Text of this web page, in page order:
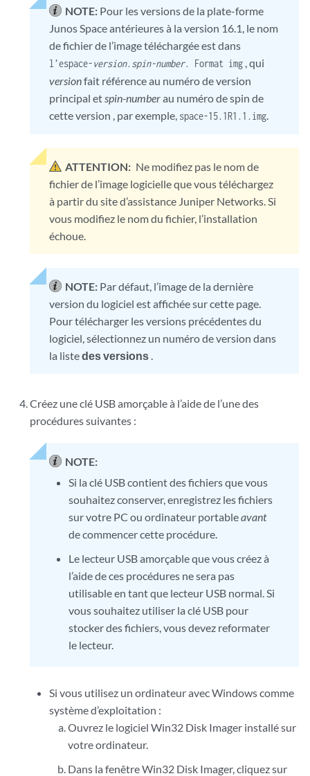
NOTE: Pour les versions de la plate-forme
Junos Space antérieures à la version 16.1, le nom
de fichier de l’image téléchargée est dans
l’espace-version. spin-number. Format img , qui
versionfait référence au numéro de version
principal etspin-numberau numéro de spin de
cette version , par exemple, space-15.1R1.1.img.
ATTENTION: Ne modifiez pas le nom de
fichier de l’image logicielle que vous téléchargez
à partir du site d’assistance Juniper Networks. Si
vous modifiez le nom du fichier, l’installation
échoue.
NOTE: Par défaut, l’image de la dernière
version du logiciel est affichée sur cette page.
Pour télécharger les versions précédentes du
logiciel, sélectionnez un numéro de version dans
la listedes versions .
Créez une clé USB amorçable à l’aide de l’une des
procédures suivantes :
NOTE:
Si la clé USB contient des fichiers que vous
souhaitez conserver, enregistrez les fichiers
sur votre PC ou ordinateur portableavant
de commencer cette procédure.
Le lecteur USB amorçable que vous créez à
l’aide de ces procédures ne sera pas
utilisable en tant que lecteur USB normal. Si
vous souhaitez utiliser la clé USB pour
stocker des fichiers, vous devez reformater
le lecteur.
Si vous utilisez un ordinateur avec Windows comme
système d’exploitation :
Ouvrez le logiciel Win32 Disk Imager installé sur
votre ordinateur.
Dans la fenêtre Win32 Disk Imager, cliquez sur